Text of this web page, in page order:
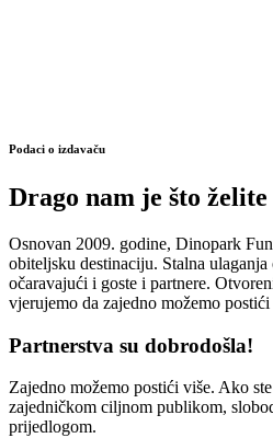
Podaci o izdavaču
Drago nam je što želite
Osnovan 2009. godine, Dinopark
obiteljsku destinaciju. Stalna
očaravajući i goste i partnere.
vjerujemo da zajedno možemo postići
Partnerstva su dobrodošla!
Zajedno možemo postići više. Ako
zajedničkom ciljnom publikom,
prijedlogom.